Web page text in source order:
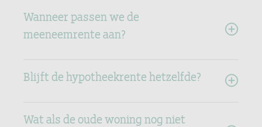
Wanneer passen we de
meeneemrente aan?
Blijft de hypotheekrente hetzelfde?
Wat als de oude woning nog niet